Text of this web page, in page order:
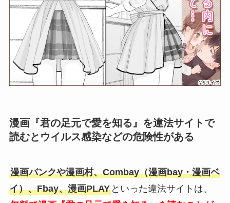
漫画『君の足元で愛を知る』を違法サイトで
読むとウイルス感染などの危険性がある
漫画バンクや漫画村、Combay（漫画bay・漫画ベ
イ）、Fbay、漫画PLAYといった違法サイトは、